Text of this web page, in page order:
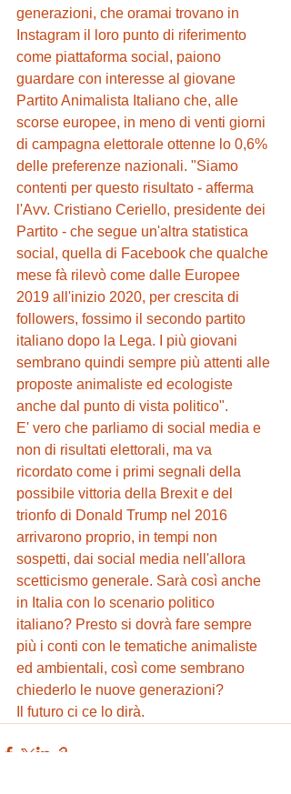
generazioni, che oramai trovano in
Instagram il loro punto di riferimento
come piattaforma social, paiono
guardare con interesse al giovane
Partito Animalista Italiano che, alle
scorse europee, in meno di venti giorni
di campagna elettorale ottenne lo 0,6%
delle preferenze nazionali. "Siamo
contenti per questo risultato - afferma
l'Avv. Cristiano Ceriello, presidente dei
Partito - che segue un'altra statistica
social, quella di Facebook che qualche
mese fà rilevò come dalle Europee
2019 all'inizio 2020, per crescita di
followers, fossimo il secondo partito
italiano dopo la Lega. I più giovani
sembrano quindi sempre più attenti alle
proposte animaliste ed ecologiste
anche dal punto di vista politico".
E' vero che parliamo di social media e
non di risultati elettorali, ma va
ricordato come i primi segnali della
possibile vittoria della Brexit e del
trionfo di Donald Trump nel 2016
arrivarono proprio, in tempi non
sospetti, dai social media nell'allora
scetticismo generale. Sarà così anche
in Italia con lo scenario politico
italiano? Presto si dovrà fare sempre
più i conti con le tematiche animaliste
ed ambientali, così come sembrano
chiederlo le nuove generazioni?
Il futuro ci ce lo dirà.